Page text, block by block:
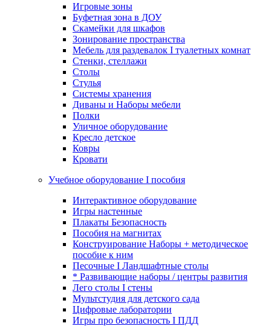
Игровые зоны
Буфетная зона в ДОУ
Скамейки для шкафов
Зонирование пространства
Мебель для раздевалок I туалетных комнат
Стенки, стеллажи
Столы
Стулья
Системы хранения
Диваны и Наборы мебели
Полки
Уличное оборудование
Кресло детское
Ковры
Кровати
Учебное оборудование I пособия
Интерактивное оборудование
Игры настенные
Плакаты Безопасность
Пособия на магнитах
Конструирование Наборы + методическое
пособие к ним
Песочные I Ландшафтные столы
* Развивающие наборы / центры развития
Лего столы I стены
Мультстудия для детского сада
Цифровые лаборатории
Игры про безопасность I ПДД